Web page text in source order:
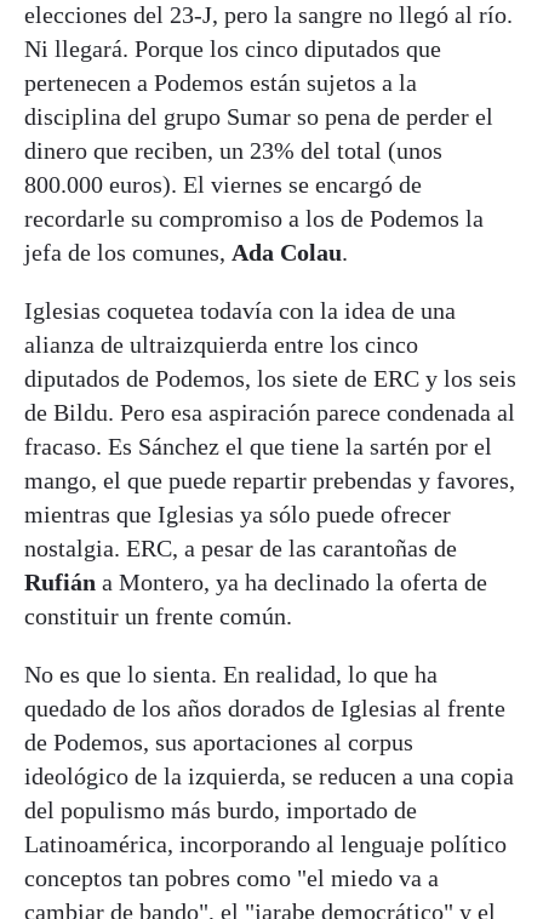
elecciones del 23-J, pero la sangre no llegó al río.
Ni llegará. Porque los cinco diputados que
pertenecen a Podemos están sujetos a la
disciplina del grupo Sumar so pena de perder el
dinero que reciben, un 23% del total (unos
800.000 euros). El viernes se encargó de
recordarle su compromiso a los de Podemos la
jefa de los comunes, Ada Colau.
Iglesias coquetea todavía con la idea de una
alianza de ultraizquierda entre los cinco
diputados de Podemos, los siete de ERC y los seis
de Bildu. Pero esa aspiración parece condenada al
fracaso. Es Sánchez el que tiene la sartén por el
mango, el que puede repartir prebendas y favores,
mientras que Iglesias ya sólo puede ofrecer
nostalgia. ERC, a pesar de las carantoñas de
Rufián a Montero, ya ha declinado la oferta de
constituir un frente común.
No es que lo sienta. En realidad, lo que ha
quedado de los años dorados de Iglesias al frente
de Podemos, sus aportaciones al corpus
ideológico de la izquierda, se reducen a una copia
del populismo más burdo, importado de
Latinoamérica, incorporando al lenguaje político
conceptos tan pobres como "el miedo va a
cambiar de bando", el "jarabe democrático" y el